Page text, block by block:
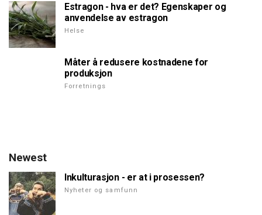
Estragon - hva er det? Egenskaper og
anvendelse av estragon
Helse
Måter å redusere kostnadene for
produksjon
Forretnings
Newest
Inkulturasjon - er at i prosessen?
Nyheter og samfunn